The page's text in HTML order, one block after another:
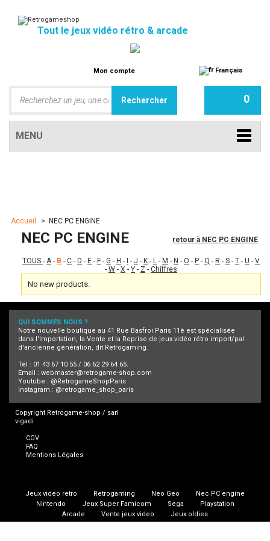
Tout le jeux vidéo rétro & arcade
Mon compte Français
0
MENU
Accueil > NEC PC ENGINE
retour à NEC PC ENGINE
NEC PC ENGINE
TOUS - A- B - C - D - E - F - G - H - - J - K - L - M - N - O - P - Q - R - S - T - U - V
- W - X - Y - Z - Chiffres
No new products.
QUI SOMMES NOUS ?
Notre nouvelle boutique au 41 Rue Basfroi Paris 11è est spécialisée
dans l'Importation, la Vente et la Reprise de jeux vidéo rétro import/pal
d'ancienne génération, dit Retrogaming.
Tél : 01 43 67 10 55 / 06 62 29 64 65.
Email : webmaster@retrogame-shop.com
Youtube : @RetrogameShopParis
Instagram : @retrogame_shop_paris
Copyright Retrogame-shop / sarl
vigadi
CGV
FAQ
Mentions Légales
Jeux video retro Retrogaming Neo Geo
Nec PC engine
Nintendo
Jeux Super Famicom Sega
Playstation
Arcade
Vente jeux video Jeux oldies